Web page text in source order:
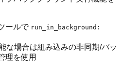
ールで run_in_background:
な場合は組み込みの非同期/バッ
理を使用